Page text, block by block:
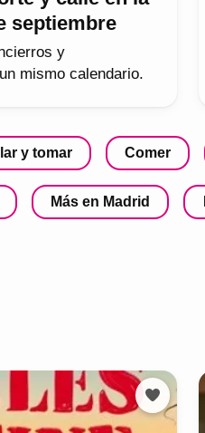
septiembre
y
mismo calendario.
y tomar Comer
Más en Madrid